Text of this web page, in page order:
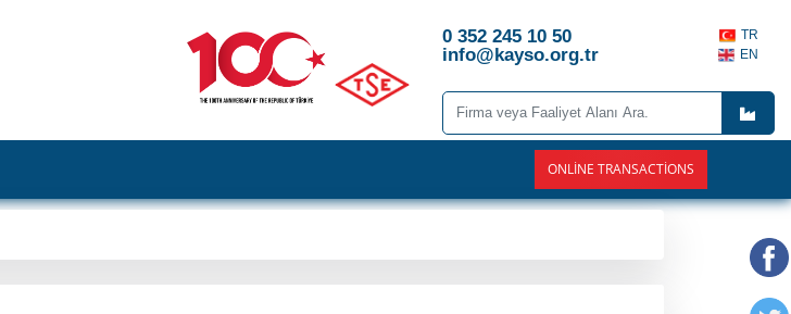
0 352 245 10 50
info@kayso.org.tr
TR
EN
ONLINE TRANSACTIONS